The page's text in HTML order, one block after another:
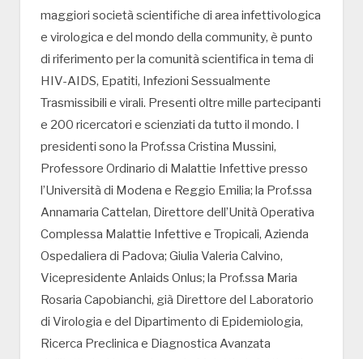
maggiori società scientifiche di area infettivologica
e virologica e del mondo della community, è punto
di riferimento per la comunità scientifica in tema di
HIV-AIDS, Epatiti, Infezioni Sessualmente
Trasmissibili e virali. Presenti oltre mille partecipanti
e 200 ricercatori e scienziati da tutto il mondo. I
presidenti sono la Prof.ssa Cristina Mussini,
Professore Ordinario di Malattie Infettive presso
l’Università di Modena e Reggio Emilia; la Prof.ssa
Annamaria Cattelan, Direttore dell’Unità Operativa
Complessa Malattie Infettive e Tropicali, Azienda
Ospedaliera di Padova; Giulia Valeria Calvino,
Vicepresidente Anlaids Onlus; la Prof.ssa Maria
Rosaria Capobianchi, già Direttore del Laboratorio
di Virologia e del Dipartimento di Epidemiologia,
Ricerca Preclinica e Diagnostica Avanzata